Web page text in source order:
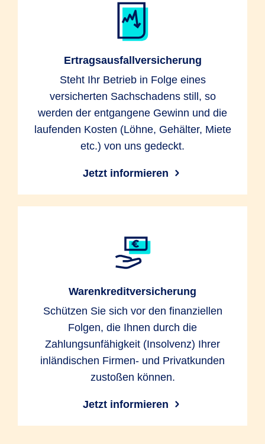
Ertragsausfallversicherung
Steht Ihr Betrieb in Folge eines
versicherten Sachschadens still, so
werden der entgangene Gewinn und die
laufenden Kosten (Löhne, Gehälter, Miete
etc.) von uns gedeckt.
Jetzt informieren
Warenkreditversicherung
Schützen Sie sich vor den finanziellen
Folgen, die Ihnen durch die
Zahlungsunfähigkeit (Insolvenz) Ihrer
inländischen Firmen- und Privatkunden
zustoßen können.
Jetzt informieren